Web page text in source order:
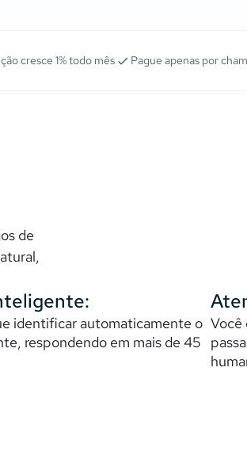
cresce 1% todo mês Pague apenas por
de
identificar automaticamente o
respondendo em mais de 45
Você